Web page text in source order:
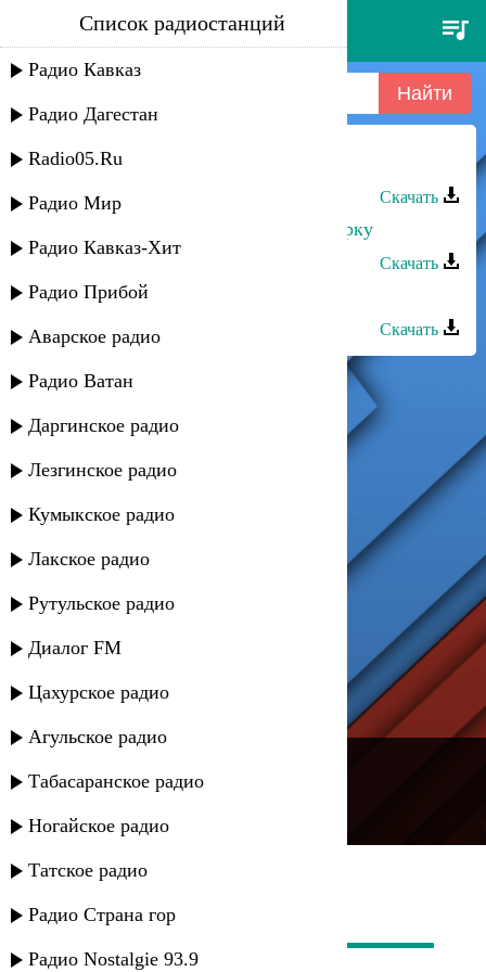
роберт катчиев - разошлись
[mp3]
Список радиостанций
Радио Кавказ
Радио Дагестан
Radio05.Ru
Радио Мир
Радио Кавказ-Хит
Радио Прибой
Аварское радио
Радио Ватан
Даргинское радио
Лезгинское радио
Кумыкское радио
Лакское радио
Рутульское радио
Диалог FM
Цахурское радио
Агульское радио
Табасаранское радио
Ногайское радио
Татское радио
Радио Страна гор
Радио Nostalgie 93.9
Роберт Каракетов - Амина
Скачать
Роберт Каракетов - Вечером по парку
Скачать
Роберт Каракетов - Танцпол
Скачать
---
Русское радио